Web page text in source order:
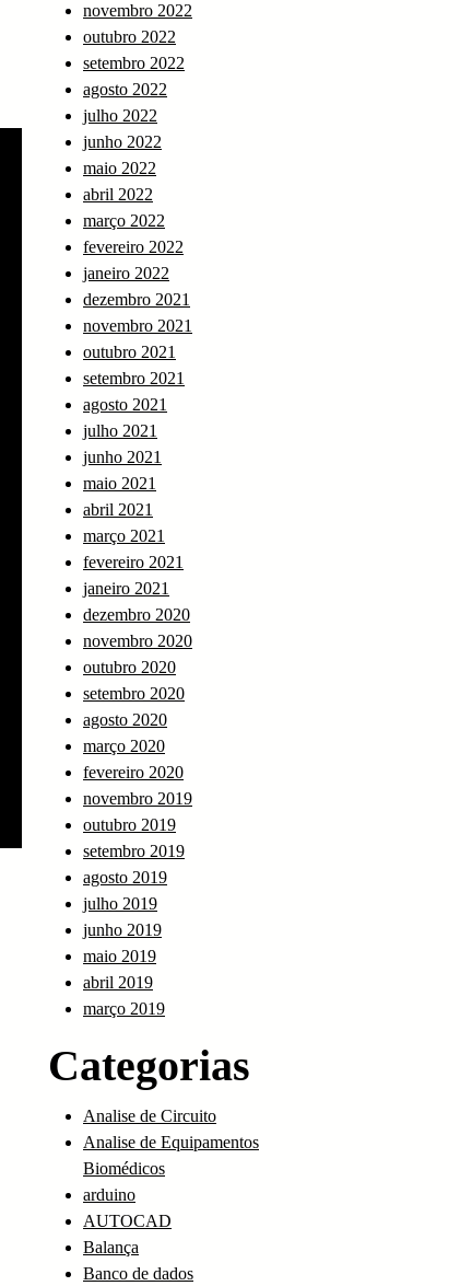
novembro 2022
outubro 2022
setembro 2022
agosto 2022
julho 2022
junho 2022
maio 2022
abril 2022
março 2022
fevereiro 2022
janeiro 2022
dezembro 2021
novembro 2021
outubro 2021
setembro 2021
agosto 2021
julho 2021
junho 2021
maio 2021
abril 2021
março 2021
fevereiro 2021
janeiro 2021
dezembro 2020
novembro 2020
outubro 2020
setembro 2020
agosto 2020
março 2020
fevereiro 2020
novembro 2019
outubro 2019
setembro 2019
agosto 2019
julho 2019
junho 2019
maio 2019
abril 2019
março 2019
Categorias
Analise de Circuito
Analise de Equipamentos
Biomédicos
arduino
AUTOCAD
Balança
Banco de dados